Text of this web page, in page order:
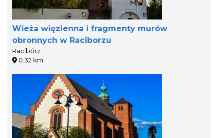
Wieża więzienna i fragmenty murów
obronnych w Raciborzu
Racibórz
0.32 km